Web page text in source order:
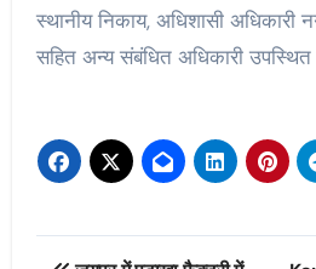
स्थानीय निकाय, अधिशासी अधिकारी
सहित अन्य संबंधित अधिकारी उपस्थित
Post